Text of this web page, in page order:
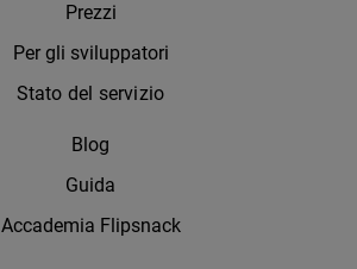
Prezzi
Per gli sviluppatori
Stato del servizio
Blog
Guida
Accademia Flipsnack